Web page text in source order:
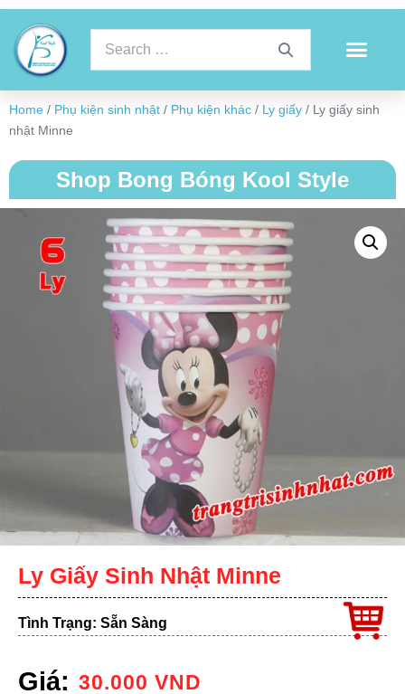
Home / Phụ kiện sinh nhật / Phụ kiện khác / Ly giấy / Ly giấy sinh
nhật Minne
Shop Bong Bóng Kool Style
Ly Giấy Sinh Nhật Minne
Tình Trạng: Sẵn Sàng
Giá: 30.000 VND